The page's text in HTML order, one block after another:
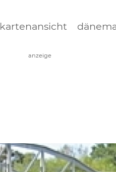
kartenansicht
anzeige